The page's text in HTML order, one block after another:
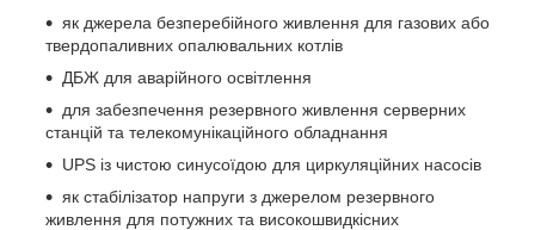
як джерела безперебійного живлення для газових або
твердопаливних опалювальних котлів
ДБЖ для аварійного освітлення
для забезпечення резервного живлення серверних
станцій та телекомунікаційного обладнання
UPS із чистою синусоїдою для циркуляційних насосів
як стабілізатор напруги з джерелом резервного
живлення для потужних та високошвидкісних